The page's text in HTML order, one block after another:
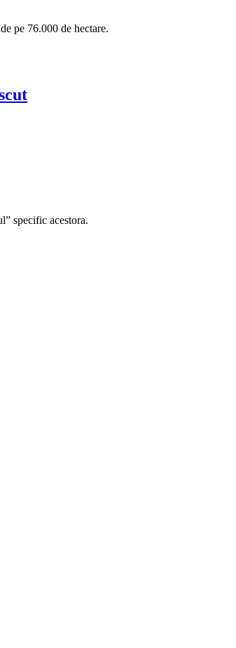
pe 76.000 de hectare.
specific acestora.